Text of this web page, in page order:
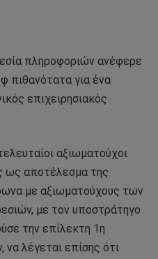
πληροφοριών ανέφερε
πιθανότατα για ένα
επιχειρησιακός
αξιωματούχοι
ως αποτέλεσμα της
με αξιωματούχους των
με τον υποστράτηγο
την επίλεκτη 1η
λέγεται επίσης ότι